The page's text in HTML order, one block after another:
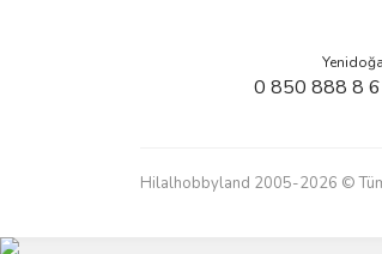
0 850 888 8
Hilalhobbyland 2005-2026 © Tüm